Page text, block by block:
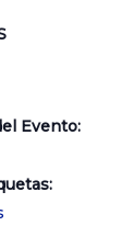
Evento: